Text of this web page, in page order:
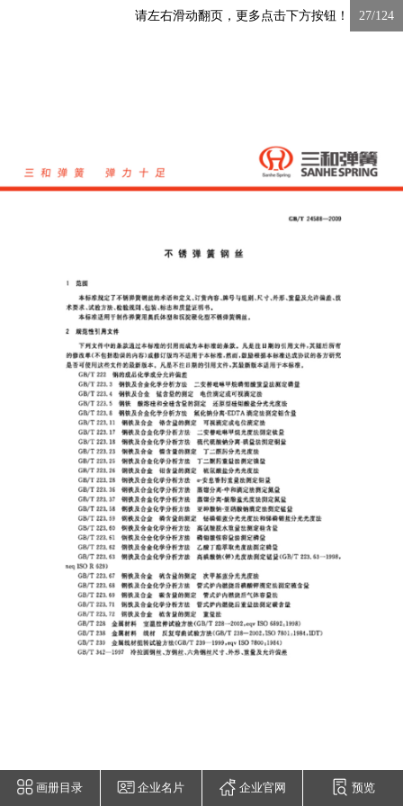
请左右滑动翻页，更多点击下方按钮！ 27/124
画册目录 企业名片 企业官网 预览